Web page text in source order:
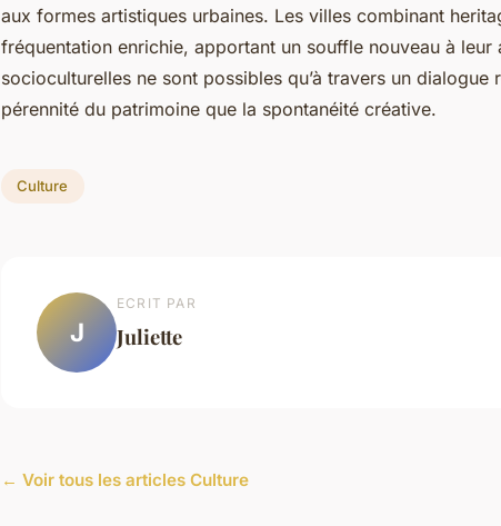
aux formes artistiques urbaines. Les villes combinant
fréquentation enrichie, apportant un souffle nouveau à
socioculturelles ne sont possibles qu’à travers un dialogue
pérennité du patrimoine que la spontanéité créative.
Culture
J
ECRIT PAR
Juliette
← Voir tous les articles Culture